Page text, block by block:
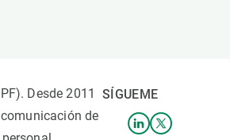
SÍGUEME
Desde 2011
de
Seminarios y actividades internas